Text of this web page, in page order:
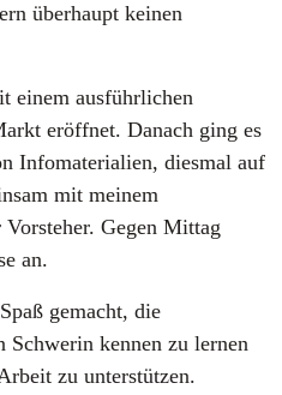
überhaupt keinen
einem ausführlichen
eröffnet. Danach ging es
Infomaterialien, diesmal auf
mit meinem
Gegen Mittag
an.
gemacht, die
Schwerin kennen zu lernen
zu unterstützen.